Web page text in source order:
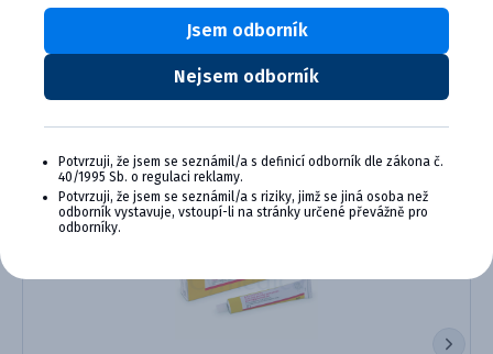
a praziquantel, které zajišťují kompletní ochranu.
Jednoduché podání s možností míchání do krmiva.
Ideální volba pro pravidelnou péči o zdraví zvířat.
Alternativní produkty
Nejsem odborník
Jsem odborník
Potvrzuji, že jsem se seznámil/a s definicí odborník dle zákona č.
40/1995 Sb. o regulaci reklamy.
Potvrzuji, že jsem se seznámil/a s riziky, jimž se jiná osoba než
odborník vystavuje, vstoupí-li na stránky určené převážně pro
odborníky.